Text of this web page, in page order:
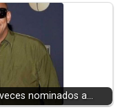
nominados a…